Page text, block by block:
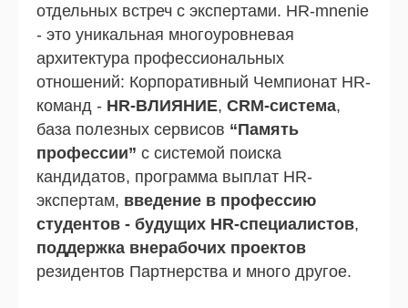
отдельных встреч с экспертами. HR-mnenie
- это уникальная многоуровневая
архитектура профессиональных
отношений: Корпоративный Чемпионат HR-
команд - HR-ВЛИЯНИЕ, CRM-система,
база полезных сервисов “Память
профессии” с системой поиска
кандидатов, программа выплат HR-
экспертам, введение в профессию
студентов - будущих HR-специалистов,
поддержка внерабочих проектов
резидентов Партнерства и много другое.
Какие возможности
получает HR как
резидент HR-mnenie?
Вы платите взнос в Партнерство и
получаете конкретные инструменты,
которые экономят время и деньги
100+ в год встреч
100+ в год встреч с экспертами в формате
консультаций и сопровождения проектов в
CRM-системе HR-mnenie